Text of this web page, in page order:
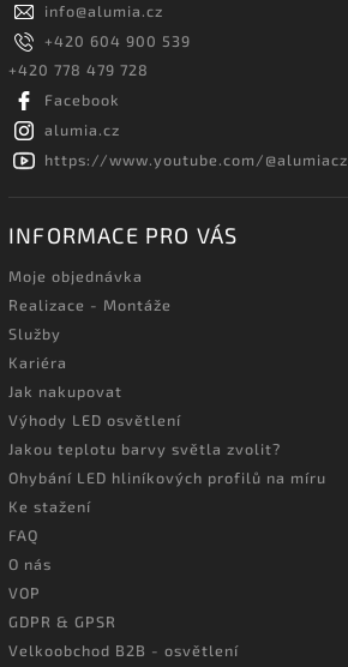
info@alumia.cz
+420 604 900 539
+420 778 479 728
Facebook
alumia.cz
https://www.youtube.com/@alumiacz
INFORMACE PRO VÁS
Moje objednávka
Realizace - Montáže
Služby
Kariéra
Jak nakupovat
Výhody LED osvětlení
Jakou teplotu barvy světla zvolit?
Ohybání LED hliníkových profilů na míru
Ke stažení
FAQ
O nás
VOP
GDPR & GPSR
Velkoobchod B2B - osvětlení